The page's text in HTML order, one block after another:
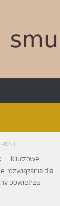
– kluczowe
rozwiązania dla
powietrza